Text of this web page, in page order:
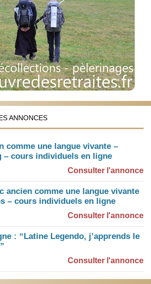
ANNONCES
comme une langue vivante –
– cours individuels en ligne
Consulter l'annonce
ancien comme une langue vivante
– cours individuels en ligne
Consulter l'annonce
: “Latine Legendo, j’apprends le
Consulter l'annonce